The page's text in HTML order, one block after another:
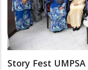
Story Fest